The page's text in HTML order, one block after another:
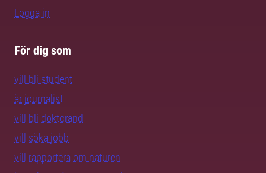
Logga in
För dig som
vill bli student
är journalist
vill bli doktorand
vill söka jobb
vill rapportera om naturen